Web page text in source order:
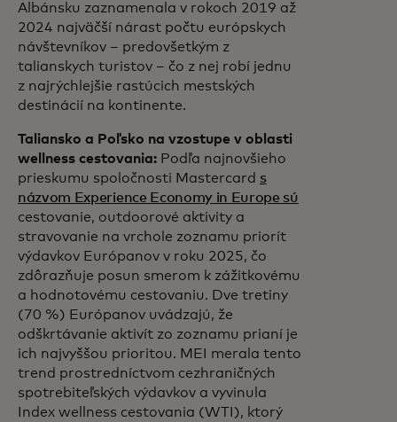
Albánsku zaznamenala v rokoch 2019 až
2024 najväčší nárast počtu európskych
návštevníkov – predovšetkým z
talianskych turistov – čo z nej robí jednu
z najrýchlejšie rastúcich mestských
destinácií na kontinente.
Taliansko a Poľsko na vzostupe v oblasti
wellness cestovania: Podľa najnovšieho
prieskumu spoločnosti Mastercard s
názvom Experience Economy in Europe sú
cestovanie, outdoorové aktivity a
stravovanie na vrchole zoznamu priorít
výdavkov Európanov v roku 2025, čo
zdôrazňuje posun smerom k zážitkovému
a hodnotovému cestovaniu. Dve tretiny
(70 %) Európanov uvádzajú, že
odškrtávanie aktivít zo zoznamu prianí je
ich najvyššou prioritou. MEI merala tento
trend prostredníctvom cezhraničných
spotrebiteľských výdavkov a vyvinula
Index wellness cestovania (WTI), ktorý